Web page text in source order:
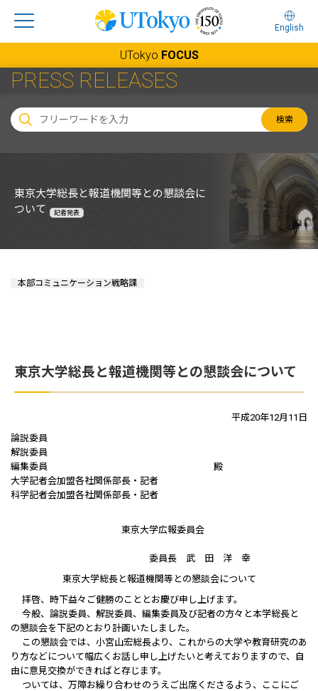
English
UTokyo FOCUS
PRESS RELEASES
検索
東京大学総長と報道機関等との懇談会に
ついて
記者発表
本部コミュニケーション戦略課
東京大学総長と報道機関等との懇談会について
平成20年12月11日
論説委員
解説委員
編集委員 殿
大学記者会加盟各社関係部長・記者
科学記者会加盟各社関係部長・記者
東京大学広報委員会
委員長 武 田 洋 幸
東京大学総長と報道機関等との懇談会について
拝啓、時下益々ご健勝のこととお慶び申し上げます。
今般、論説委員、解説委員、編集委員及び記者の方々と本学総長と
の懇談会を下記のとおり計画いたしました。
この懇談会では、小宮山宏総長より、これからの大学や教育研究のあ
り方などについて幅広くお話し申し上げたいと考えておりますので、自
由に意見交換ができればと存じます。
ついては、万障お繰り合わせのうえご出席くださるよう、ここにご